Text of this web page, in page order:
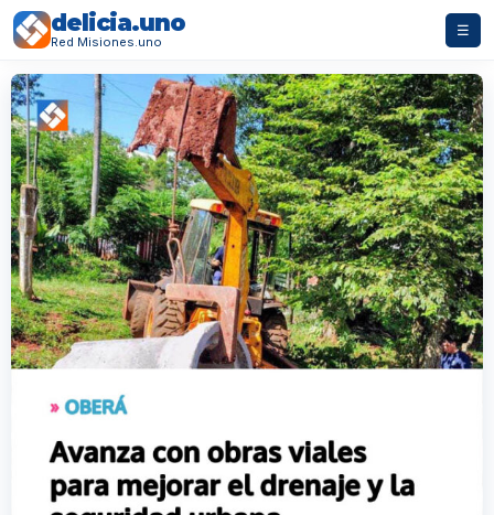
delicia.uno
Red Misiones.uno
☰